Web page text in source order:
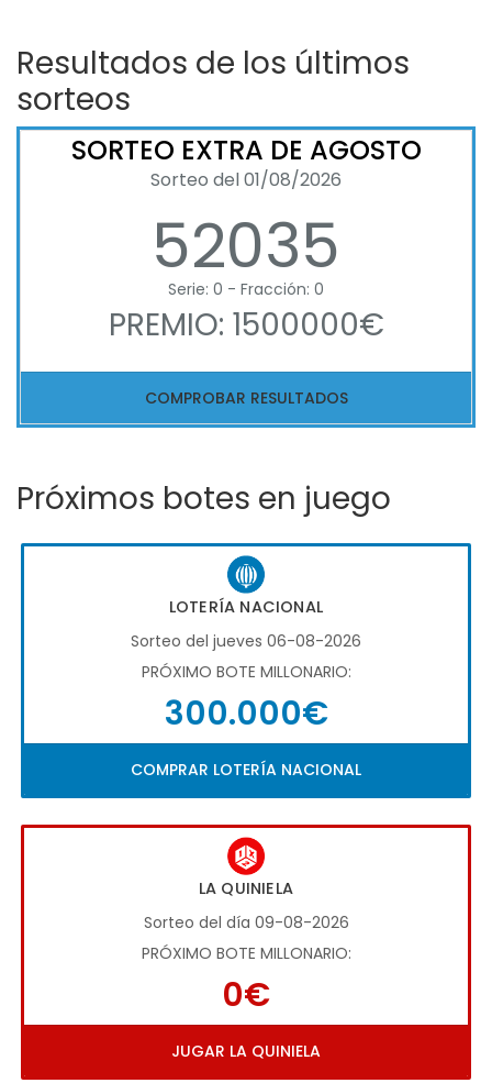
Resultados de los últimos
sorteos
SORTEO EXTRA DE AGOSTO
Sorteo del 01/08/2026
52035
Serie: 0 - Fracción: 0
PREMIO: 1500000€
COMPROBAR RESULTADOS
Próximos botes en juego
LOTERÍA NACIONAL
Sorteo del jueves 06-08-2026
PRÓXIMO BOTE MILLONARIO:
300.000€
COMPRAR LOTERÍA NACIONAL
LA QUINIELA
Sorteo del día 09-08-2026
PRÓXIMO BOTE MILLONARIO:
0€
JUGAR LA QUINIELA